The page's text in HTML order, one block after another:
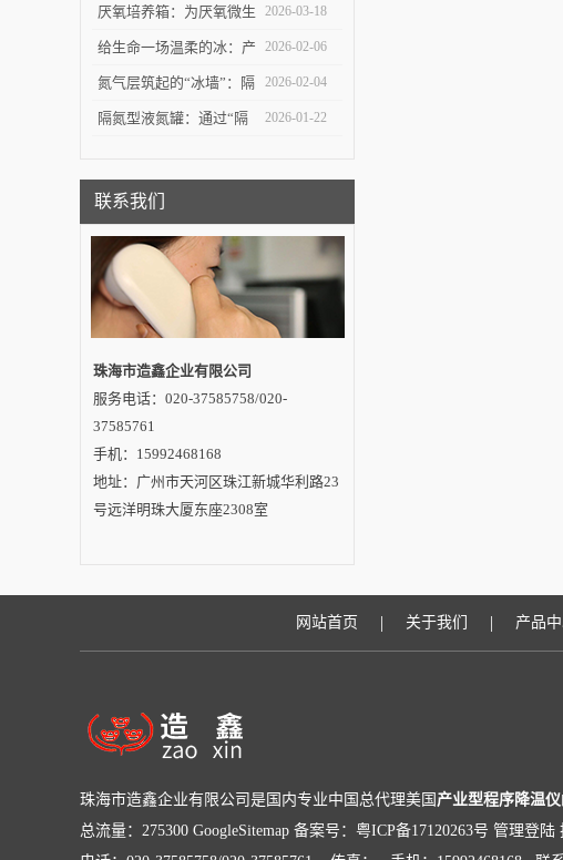
探索
温度与振荡协同下的细胞
与微生物“生长引擎”
厌氧培养箱：为厌氧微生
物打造“无氧之家”的关键
实验平台
2026-03-18
给生命一场温柔的冰：产
业型程序降温仪如何守护
细胞的深冷之门
2026-02-06
氮气层筑起的“冰墙”：隔
氮型液氮罐如何重新定义
2026-02-04
隔氮型液氮罐：通过“隔 2026-01-22
联系我们
珠海市造鑫企业有限公司
服务电话：020-37585758/020-
37585761
手机：15992468168
地址：广州市天河区珠江新城华利路23
号远洋明珠大厦东座2308室
网站首页 | 关于我们 | 产品
珠海市造鑫企业有限公司是国内专业中国总代理美国 产业型程序降温仪
总流量：275300 GoogleSitemap 备案号：粤ICP备17120263号 管理登陆